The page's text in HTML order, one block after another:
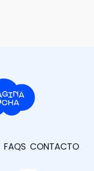
FAQS CONTACTO